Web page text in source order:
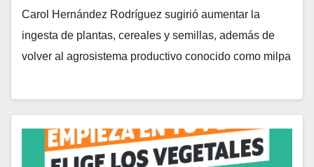
Carol Hernández Rodríguez sugirió aumentar la
ingesta de plantas, cereales y semillas, además de
volver al agrosistema productivo conocido como milpa